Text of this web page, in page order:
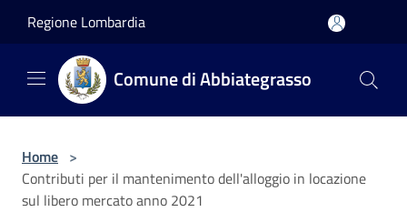
Regione Lombardia
Comune di Abbiategrasso
Home >
Contributi per il mantenimento dell'alloggio in locazione
sul libero mercato anno 2021